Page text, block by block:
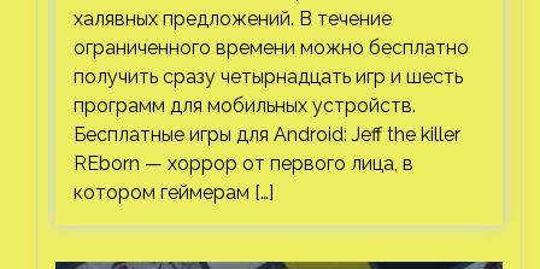
халявных предложений. В течение
ограниченного времени можно бесплатно
получить сразу четырнадцать игр и шесть
программ для мобильных устройств.
Бесплатные игры для Android: Jeff the killer
REborn — хоррор от первого лица, в
котором геймерам […]